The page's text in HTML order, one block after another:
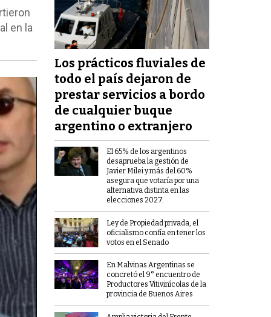
en la
Los prácticos fluviales de
todo el país dejaron de
prestar servicios a bordo
de cualquier buque
argentino o extranjero
El 65% de los argentinos
desaprueba la gestión de
Javier Milei y más del 60%
asegura que votaría por una
alternativa distinta en las
elecciones 2027.
Ley de Propiedad privada, el
oficialismo confía en tener los
votos en el Senado
En Malvinas Argentinas se
concretó el 9° encuentro de
Productores Vitivinícolas de la
provincia de Buenos Aires